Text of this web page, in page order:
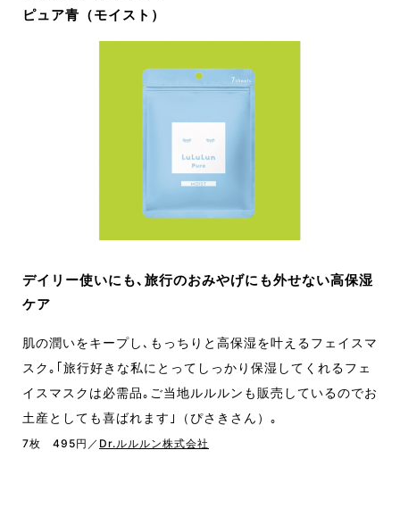
ピュア青（モイスト）
デイリー使いにも､旅行のおみやげにも外せない高保湿
ケア
肌の潤いをキープし､もっちりと高保湿を叶えるフェイスマ
スク｡｢旅行好きな私にとってしっかり保湿してくれるフェ
イスマスクは必需品｡ご当地ルルルンも販売しているのでお
土産としても喜ばれます｣（ぴさきさん）｡
7枚 495円／ Dr.ルルルン株式会社